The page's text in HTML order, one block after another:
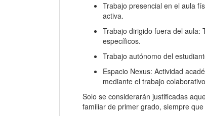
Trabajo presencial en el aula
activa.
Trabajo dirigido fuera del aula:
específicos.
Trabajo autónomo del
Espacio Nexus: Actividad
mediante el trabajo
Solo se considerarán justificadas
familiar de primer grado, siempre